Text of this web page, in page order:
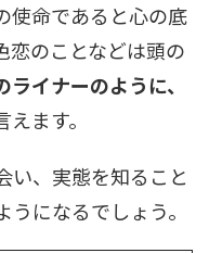
使命であると心の底
恋のことなどは頭の
ライナーのように、
えます。
い、実態を知ること
になるでしょう。